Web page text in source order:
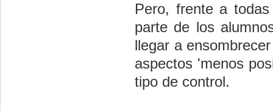
Pero, frente a
parte de los
llegar a
aspectos 'menos
tipo de control.